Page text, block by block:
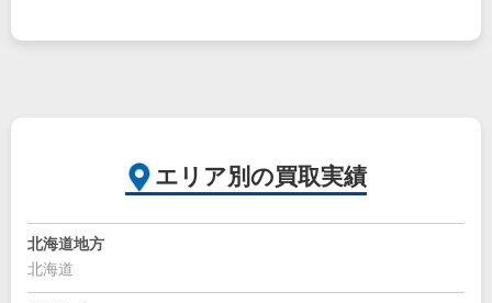
エリア別の買取実績
北海道地方
北海道